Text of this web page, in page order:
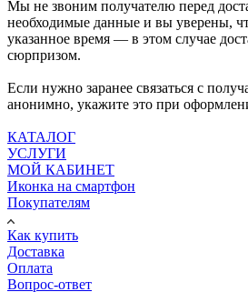
Мы не звоним получателю перед
необходимые данные и вы уверены,
указанное время — в этом случае
сюрпризом.
Если нужно заранее связаться с
анонимно, укажите это при
КАТАЛОГ
УСЛУГИ
МОЙ КАБИНЕТ
Иконка на смартфон
Покупателям
Как купить
Доставка
Оплата
Вопрос-ответ